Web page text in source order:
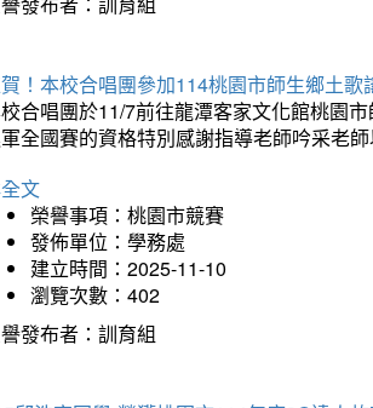
！本校合唱團參加114桃園市師生鄉土
合唱團於11/7前往龍潭客家文化館桃園
全國賽的資格特別感謝指導老師吟采老
文
榮譽事項：桃園市競賽
發佈單位：學務處
建立時間：2025-11-10
瀏覽次數：402
發布者：訓育組